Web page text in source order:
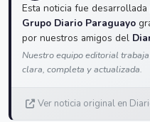
Esta noticia fue
Grupo Diario Paraguayo
por nuestros amigos del
Nuestro equipo editorial
clara, completa y actualizada.
Ver noticia original en